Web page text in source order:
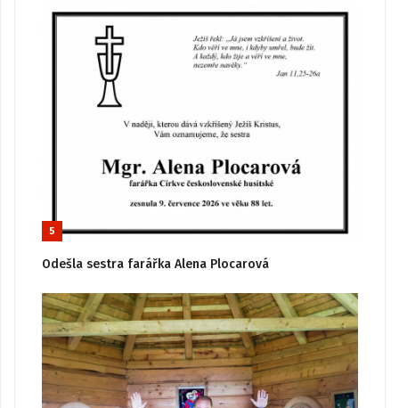
5
Odešla sestra farářka Alena Plocarová